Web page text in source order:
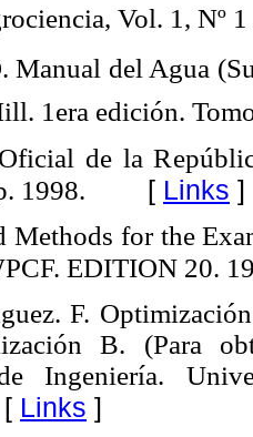
Vol. 1, Nº
del Agua
1era edición.
de la
1998. [ Links ]
Methods for the
EDITION 20.
F.
B. (Para
Ingeniería.
Links ]